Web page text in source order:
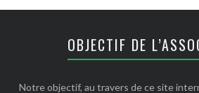
OBJECTIF DE
Notre objectif, au travers de ce site